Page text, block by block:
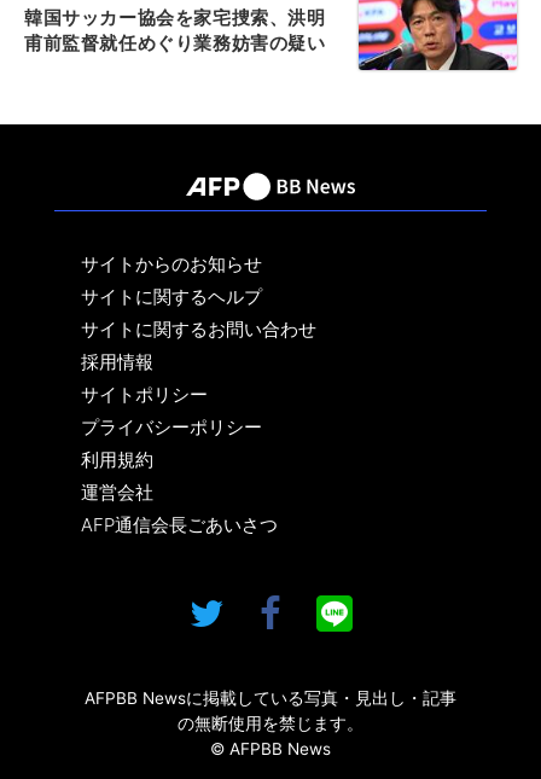
韓国サッカー協会を家宅捜索、洪明
甫前監督就任めぐり業務妨害の疑い
サイトからのお知らせ
サイトに関するヘルプ
サイトに関するお問い合わせ
採用情報
サイトポリシー
プライバシーポリシー
利用規約
運営会社
AFP通信会長ごあいさつ
AFPBB Newsに掲載している写真・見出し・記事
の無断使用を禁じます。
© AFPBB News